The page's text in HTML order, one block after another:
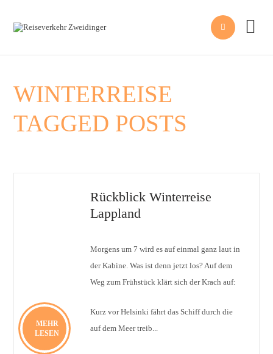


WINTERREISE
TAGGED POSTS
Rückblick Winterreise
Lappland
Morgens um 7 wird es auf einmal ganz laut in
der Kabine. Was ist denn jetzt los? Auf dem
Weg zum Frühstück klärt sich der Krach auf:
Kurz vor Helsinki fährt das Schiff durch die
auf dem Meer treib...
MEHR
LESEN